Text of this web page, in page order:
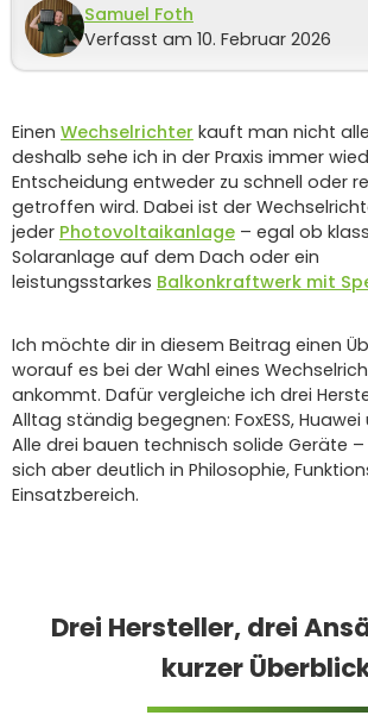
Samuel Foth
Verfasst am 10. Februar 2026
Einen Wechselrichter kauft man nicht
deshalb sehe ich in der Praxis immer
Entscheidung entweder zu schnell oder
getroffen wird. Dabei ist der
jeder Photovoltaikanlage – egal ob
Solaranlage auf dem Dach oder ein
leistungsstarkes Balkonkraftwerk mit
Ich möchte dir in diesem Beitrag einen
worauf es bei der Wahl eines
ankommt. Dafür vergleiche ich drei
Alltag ständig begegnen: FoxESS, Huawei
Alle drei bauen technisch solide Geräte
sich aber deutlich in Philosophie,
Einsatzbereich.
Drei Hersteller, drei
kurzer